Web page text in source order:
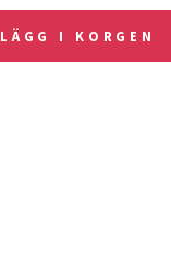
LÄGG I KORGEN